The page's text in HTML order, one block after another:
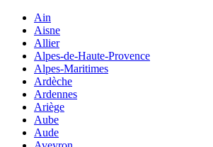
Ain
Aisne
Allier
Alpes-de-Haute-Provence
Alpes-Maritimes
Ardèche
Ardennes
Ariège
Aube
Aude